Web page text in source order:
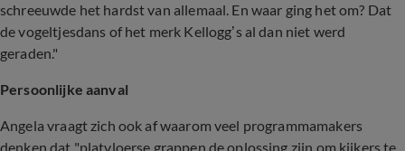
schreeuwde het hardst van allemaal. En waar ging het om? Dat
de vogeltjesdans of het merk Kellogg’s al dan niet werd
geraden."
Persoonlijke aanval
Angela vraagt zich ook af waarom veel programmamakers
denken dat "platvloerse grappen de oplossing zijn om kijkers te